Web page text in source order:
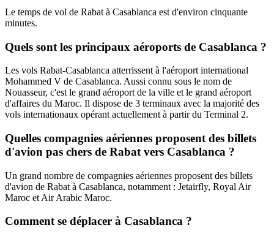
Le temps de vol de Rabat à Casablanca est d'environ cinquante
minutes.
Quels sont les principaux aéroports de Casablanca ?
Les vols Rabat-Casablanca atterrissent à l'aéroport international
Mohammed V de Casablanca. Aussi connu sous le nom de
Nouasseur, c'est le grand aéroport de la ville et le grand aéroport
d'affaires du Maroc. Il dispose de 3 terminaux avec la majorité des
vols internationaux opérant actuellement à partir du Terminal 2.
Quelles compagnies aériennes proposent des billets
d'avion pas chers de Rabat vers Casablanca ?
Un grand nombre de compagnies aériennes proposent des billets
d'avion de Rabat à Casablanca, notamment : Jetairfly, Royal Air
Maroc et Air Arabic Maroc.
Comment se déplacer à Casablanca ?